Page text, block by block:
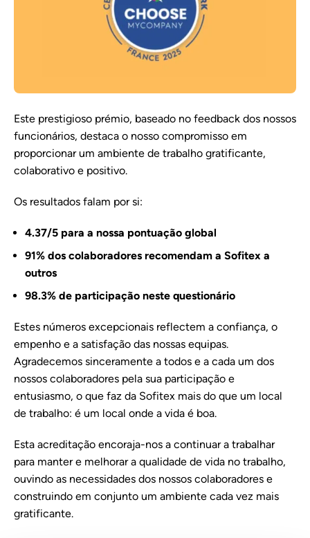
Este prestigioso prémio, baseado no feedback dos nossos
funcionários, destaca o nosso compromisso em
proporcionar um ambiente de trabalho gratificante,
colaborativo e positivo.
Os resultados falam por si:
4.37/5 para a nossa pontuação global
91% dos colaboradores recomendam a Sofitex a
outros
98.3% de participação neste questionário
Estes números excepcionais reflectem a confiança, o
empenho e a satisfação das nossas equipas.
Agradecemos sinceramente a todos e a cada um dos
nossos colaboradores pela sua participação e
entusiasmo, o que faz da Sofitex mais do que um local
de trabalho: é um local onde a vida é boa.
Esta acreditação encoraja-nos a continuar a trabalhar
para manter e melhorar a qualidade de vida no trabalho,
ouvindo as necessidades dos nossos colaboradores e
construindo em conjunto um ambiente cada vez mais
gratificante.